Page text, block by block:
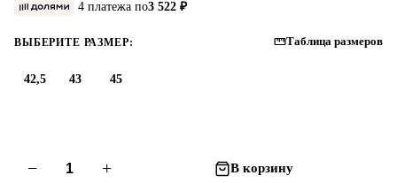
4 платежа по3 522 ₽
ВЫБЕРИТЕ РАЗМЕР: Таблица размеров
42,5 43 45
− + В корзину